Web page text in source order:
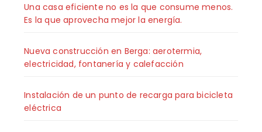
Una casa eficiente no es la que consume menos.
Es la que aprovecha mejor la energía.
Nueva construcción en Berga: aerotermia,
electricidad, fontanería y calefacción
Instalación de un punto de recarga para bicicleta
eléctrica